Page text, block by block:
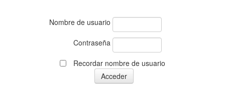
Nombre de usuario
Contraseña
Recordar nombre de usuario